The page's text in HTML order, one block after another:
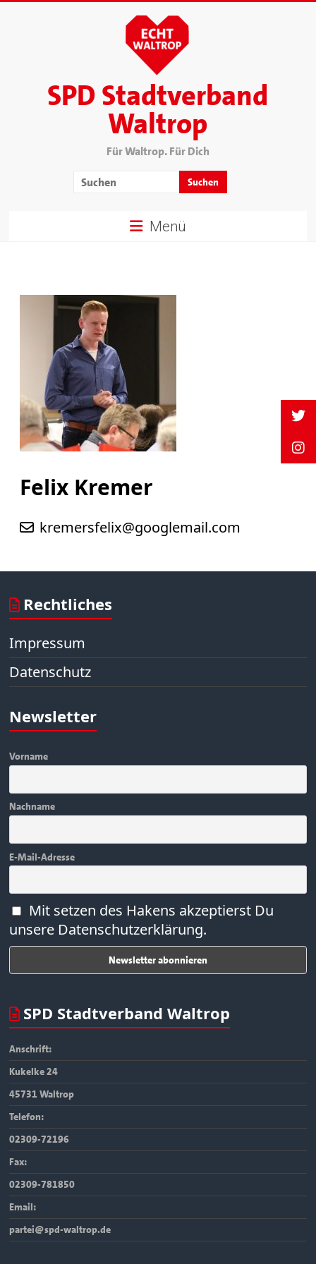
SPD Stadtverband
Waltrop
Für Waltrop. Für Dich
Menü
Felix Kremer
kremersfelix@googlemail.com
Rechtliches
Impressum
Datenschutz
Newsletter
Vorname
Nachname
E-Mail-Adresse
Mit setzen des Hakens akzeptierst Du
unsere Datenschutzerklärung.
SPD Stadtverband Waltrop
Anschrift:
Kukelke 24
45731 Waltrop
Telefon:
02309-72196
Fax:
02309-781850
Email:
partei@spd-waltrop.de